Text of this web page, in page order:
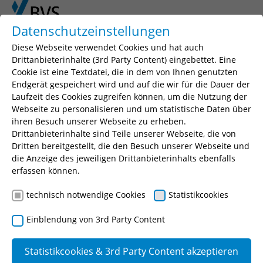
Skip to main content
Skip to page footer
You are here:
BVS
Fortbildung
Berufsbegleitende Weiterbildungen
Baurecht, Bauhof,
Datenschutzeinstellungen
Diese Webseite verwendet Cookies und hat auch
Drittanbieterinhalte (3rd Party Content) eingebettet. Eine
Cookie ist eine Textdatei, die in dem von Ihnen genutzten
Endgerät gespeichert wird und auf die wir für die Dauer der
Laufzeit des Cookies zugreifen können, um die Nutzung der
Webseite zu personalisieren und um statistische Daten über
ihren Besuch unserer Webseite zu erheben.
Drittanbieterinhalte sind Teile unserer Webseite, die von
Dritten bereitgestellt, die den Besuch unserer Webseite und
die Anzeige des jeweiligen Drittanbieterinhalts ebenfalls
erfassen können.
technisch notwendige Cookies Statistikcookies
Einblendung von 3rd Party Content
Statistikcookies & 3rd Party Content akzeptieren